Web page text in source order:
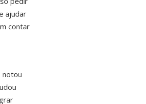
ajudar
contar
notou